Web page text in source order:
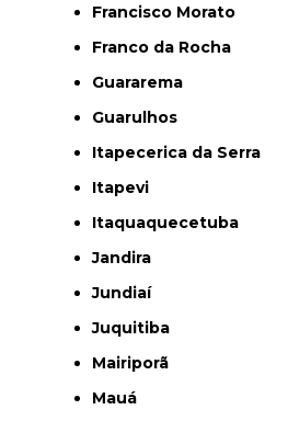
Francisco Morato
Franco da Rocha
Guararema
Guarulhos
Itapecerica da Serra
Itapevi
Itaquaquecetuba
Jandira
Jundiaí
Juquitiba
Mairiporã
Mauá